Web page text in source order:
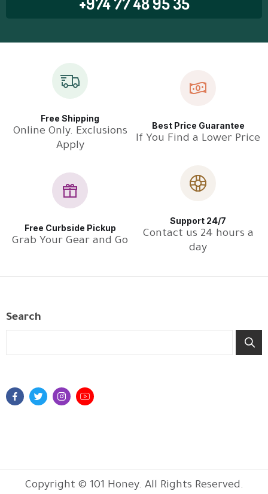
Free Shipping
Online Only. Exclusions
Apply
Best Price Guarantee
If You Find a Lower Price
Free Curbside Pickup
Grab Your Gear and Go
Support 24/7
Contact us 24 hours a
day
Search
Copyright © 101 Honey. All Rights Reserved.